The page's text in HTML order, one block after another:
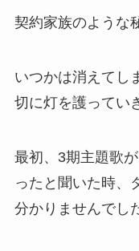
契約家族のような
いつかは消えてし
切に灯を護ってい
最初、3期主題歌
ったと聞いた時、
分かりませんでし